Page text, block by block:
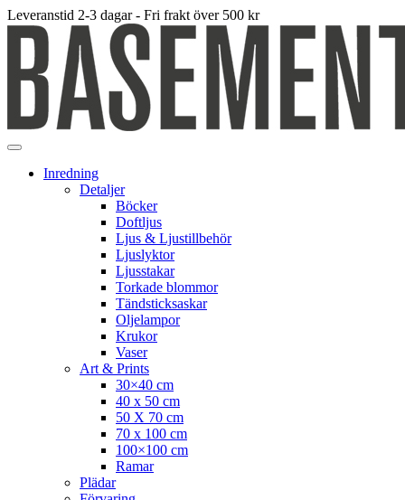
Leveranstid 2-3 dagar - Fri frakt över 500 kr
Inredning
Detaljer
Böcker
Doftljus
Ljus & Ljustillbehör
Ljuslyktor
Ljusstakar
Torkade blommor
Tändsticksaskar
Oljelampor
Krukor
Vaser
Art & Prints
30×40 cm
40 x 50 cm
50 X 70 cm
70 x 100 cm
100×100 cm
Ramar
Plädar